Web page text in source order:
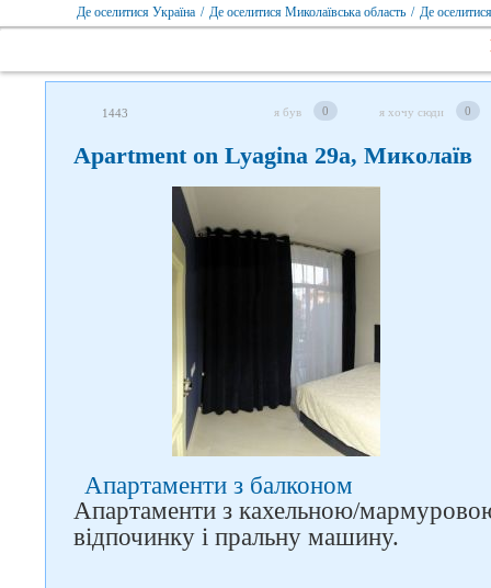
Де оселитися Україна / Де оселитися Миколаївська область / Де
1443 я був 0 я хочу сюди 0
Apartment on Lyagina 29a, Миколаїв
Апартаменти з балконом
Апартаменти з кахельною/
відпочинку і пральну машину.
Слідкуйте за нами в
соцмережах